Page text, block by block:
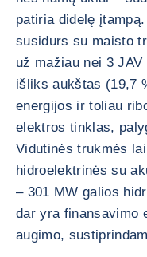
patiria didelę
susidurs su maisto
už mažiau nei 3
išliks aukštas (19,7
energijos ir toliau
elektros tinklas,
Vidutinės trukmės
hidroelektrinės su
– 301 MW galios
dar yra finansavimo
augimo,